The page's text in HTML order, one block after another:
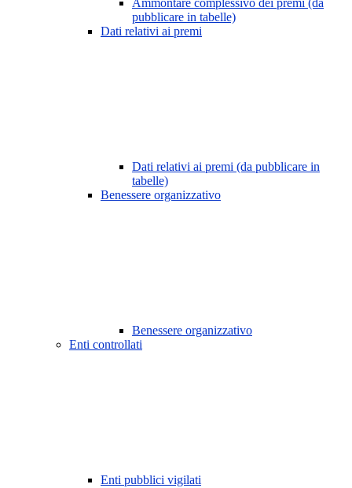
Ammontare complessivo dei premi (da
pubblicare in tabelle)
Dati relativi ai premi
Dati relativi ai premi (da pubblicare in
tabelle)
Benessere organizzativo
Benessere organizzativo
Enti controllati
Enti pubblici vigilati